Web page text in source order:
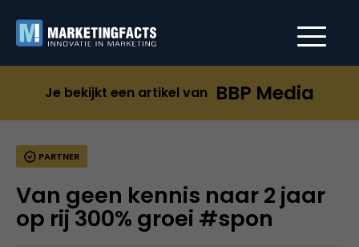
Je bekijkt een artikel van BBP Media
PARTNER
Van geen kennis naar 2 jaar
op rij 300% groei #spon